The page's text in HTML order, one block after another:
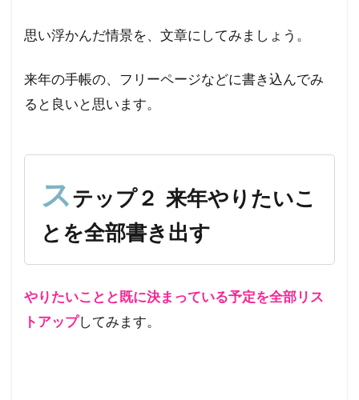
来
年
り
い
部
き
出
す
3
テ
思い浮かんだ情景を、文章にしてみましょう。
来年の手帳の、フリーページなどに書き込んでみ
ると良いと思います。
ステップ２ 来年やりたいこ
とを全部書き出す
やりたいことと既に決まっている予定を全部リス
トアップしてみます。